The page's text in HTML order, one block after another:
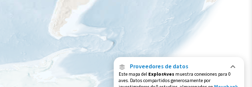
Proveedores de datos
Este mapa del ExplorAves muestra conexiones para 0
aves. Datos compartidos generosamente por